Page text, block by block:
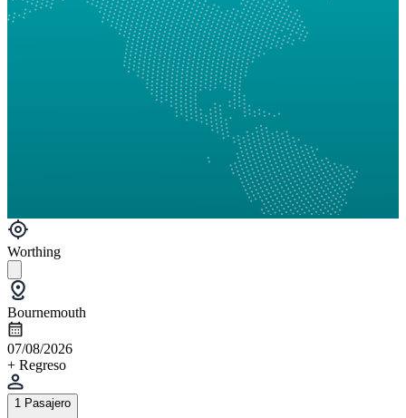
Worthing
Bournemouth
07/08/2026
+ Regreso
1 Pasajero